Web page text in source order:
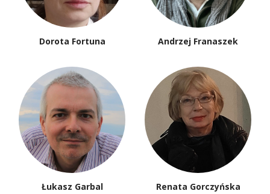
Dorota Fortuna Andrzej Franaszek
Łukasz Garbal Renata Gorczyńska